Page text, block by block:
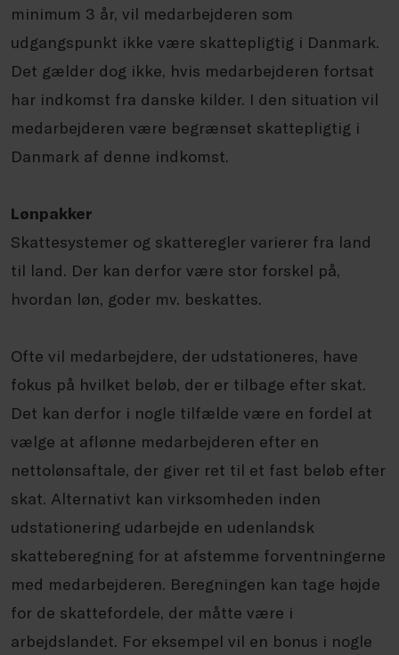
minimum 3 år, vil medarbejderen som
udgangspunkt ikke være skattepligtig i Danmark.
Det gælder dog ikke, hvis medarbejderen fortsat
har indkomst fra danske kilder. I den situation vil
medarbejderen være begrænset skattepligtig i
Danmark af denne indkomst.
Lønpakker
Skattesystemer og skatteregler varierer fra land
til land. Der kan derfor være stor forskel på,
hvordan løn, goder mv. beskattes.
Ofte vil medarbejdere, der udstationeres, have
fokus på hvilket beløb, der er tilbage efter skat.
Det kan derfor i nogle tilfælde være en fordel at
vælge at aflønne medarbejderen efter en
nettolønsaftale, der giver ret til et fast beløb efter
skat. Alternativt kan virksomheden inden
udstationering udarbejde en udenlandsk
skatteberegning for at afstemme forventningerne
med medarbejderen. Beregningen kan tage højde
for de skattefordele, der måtte være i
arbejdslandet. For eksempel vil en bonus i nogle